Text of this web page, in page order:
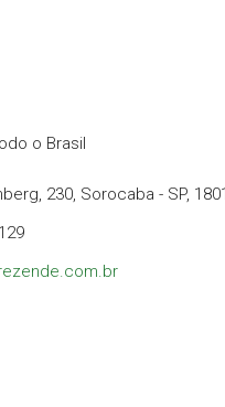
o Brasil
230, Sorocaba - SP,